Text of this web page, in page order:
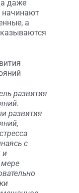
даже
начинают
а
развития
развития
с
и